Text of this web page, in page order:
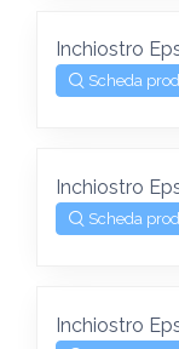
Inchiostro
Scheda
Inchiostro
Scheda
Inchiostro